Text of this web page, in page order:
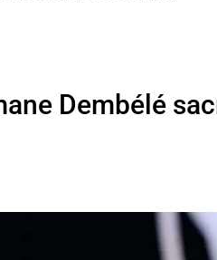
Dembélé